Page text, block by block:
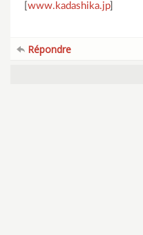
www.kadashika.jp]
Répondre